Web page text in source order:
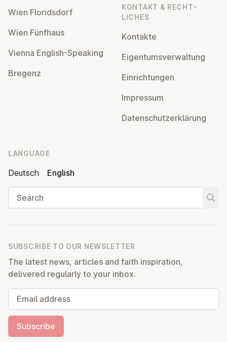
Wien Flor­idsdorf
Wien Fünfhaus
Vienna English-Speaking
Bregenz
KONTAKT & RECHT­
LICHES
Kontakte
Ei­gentums­ver­wal­tung
Ein­rich­tun­gen
Impressum
Datens­chutzerklärung
LANGUAGE
Deutsch
English
Search
SUBSCRIBE TO OUR NEWSLETTER
The latest news, articles and faith inspiration,
delivered regularly to your inbox.
Email address
Subscribe